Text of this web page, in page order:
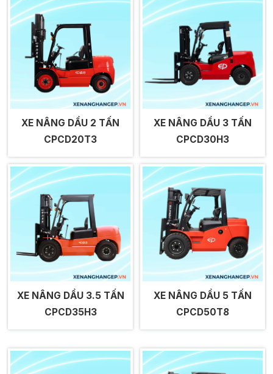
XE NÂNG DẦU 2 TẤN
CPCD20T3
XE NÂNG DẦU 3 TẤN
CPCD30H3
XE NÂNG DẦU 3.5 TẤN
CPCD35H3
XE NÂNG DẦU 5 TẤN
CPCD50T8